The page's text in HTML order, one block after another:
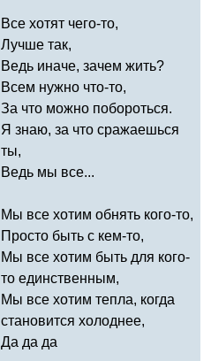
Все хотят чего-то,
Лучше так,
Ведь иначе, зачем жить?
Всем нужно что-то,
За что можно побороться.
Я знаю, за что сражаешься
ты,
Ведь мы все...
Мы все хотим обнять кого-то,
Просто быть с кем-то,
Мы все хотим быть для кого-
то единственным,
Мы все хотим тепла, когда
становится холоднее,
Да да да